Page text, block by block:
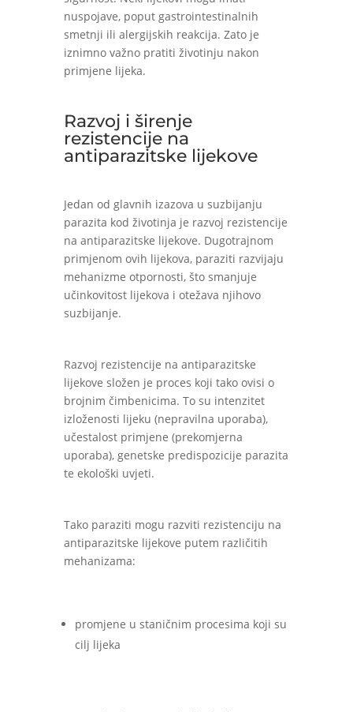
nuspojave, poput gastrointestinalnih
smetnji ili alergijskih reakcija. Zato je
iznimno važno pratiti životinju nakon
primjene lijeka.
Razvoj i širenje
rezistencije na
antiparazitske lijekove
Jedan od glavnih izazova u suzbijanju
parazita kod životinja je razvoj rezistencije
na antiparazitske lijekove. Dugotrajnom
primjenom ovih lijekova, paraziti razvijaju
mehanizme otpornosti, što smanjuje
učinkovitost lijekova i otežava njihovo
suzbijanje.
Razvoj rezistencije na antiparazitske
lijekove složen je proces koji tako ovisi o
brojnim čimbenicima. To su intenzitet
izloženosti lijeku (nepravilna uporaba),
učestalost primjene (prekomjerna
uporaba), genetske predispozicije parazita
te ekološki uvjeti.
Tako paraziti mogu razviti rezistenciju na
antiparazitske lijekove putem različitih
mehanizama:
promjene u staničnim procesima koji su
cilj lijeka